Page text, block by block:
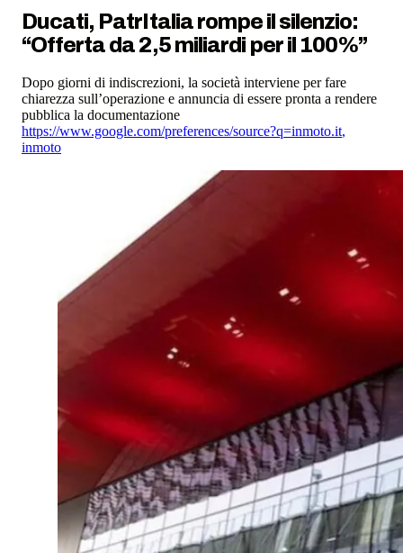
Ducati, PatrItalia rompe il silenzio:
“Offerta da 2,5 miliardi per il 100%”
Dopo giorni di indiscrezioni, la società interviene per fare
chiarezza sull’operazione e annuncia di essere pronta a rendere
pubblica la documentazione
https://www.google.com/preferences/source?q=inmoto.it,
inmoto